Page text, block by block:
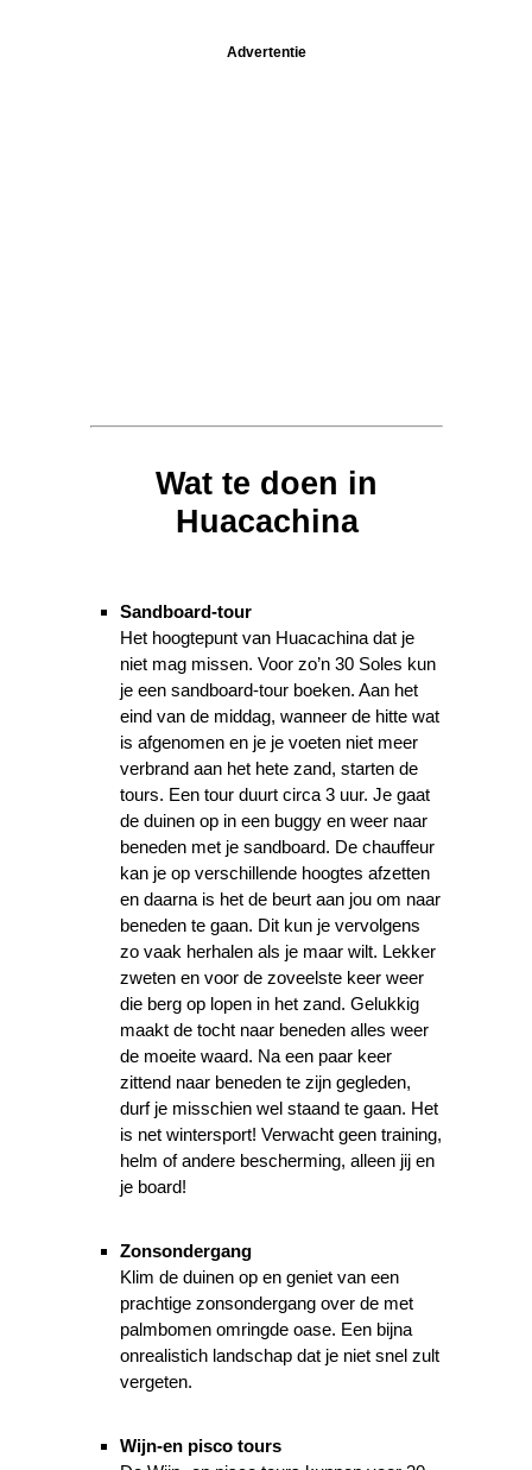
Advertentie
Wat te doen in
Huacachina
Sandboard-tour
Het hoogtepunt van Huacachina dat je
niet mag missen. Voor zo’n 30 Soles kun
je een sandboard-tour boeken. Aan het
eind van de middag, wanneer de hitte wat
is afgenomen en je je voeten niet meer
verbrand aan het hete zand, starten de
tours. Een tour duurt circa 3 uur. Je gaat
de duinen op in een buggy en weer naar
beneden met je sandboard. De chauffeur
kan je op verschillende hoogtes afzetten
en daarna is het de beurt aan jou om naar
beneden te gaan. Dit kun je vervolgens
zo vaak herhalen als je maar wilt. Lekker
zweten en voor de zoveelste keer weer
die berg op lopen in het zand. Gelukkig
maakt de tocht naar beneden alles weer
de moeite waard. Na een paar keer
zittend naar beneden te zijn gegleden,
durf je misschien wel staand te gaan. Het
is net wintersport! Verwacht geen training,
helm of andere bescherming, alleen jij en
je board!
Zonsondergang
Klim de duinen op en geniet van een
prachtige zonsondergang over de met
palmbomen omringde oase. Een bijna
onrealistich landschap dat je niet snel zult
vergeten.
Wijn-en pisco tours